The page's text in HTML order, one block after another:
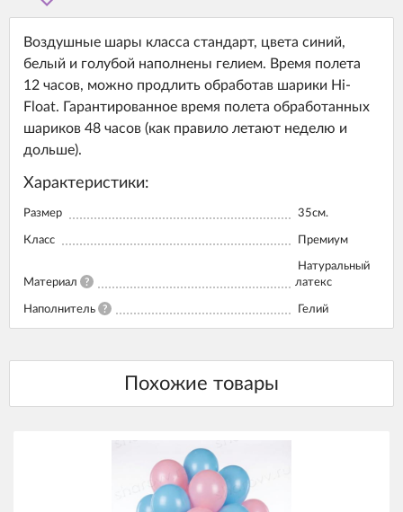
Воздушные шары класса стандарт, цвета синий,
белый и голубой наполнены гелием. Время полета
12 часов, можно продлить обработав шарики Hi-
Float. Гарантированное время полета обработанных
шариков 48 часов (как правило летают неделю и
дольше).
Характеристики:
Размер 35см.
Класс Премиум
Материал ?
Натуральный
латекс
Наполнитель ? Гелий